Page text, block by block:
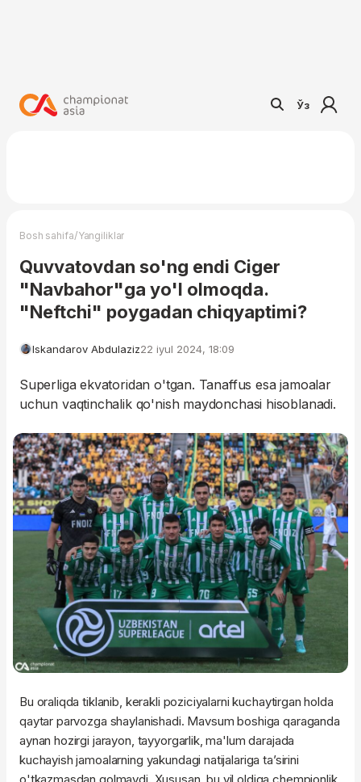
Ўз
Bosh sahifa/Yangiliklar
Quvvatovdan so'ng endi Ciger
"Navbahor"ga yo'l olmoqda.
"Neftchi" poygadan chiqyaptimi?
Iskandarov Abdulaziz22 iyul 2024, 18:09
Superliga ekvatoridan o'tgan. Tanaffus esa jamoalar
uchun vaqtinchalik qo'nish maydonchasi hisoblanadi.
Bu oraliqda tiklanib, kerakli poziciyalarni kuchaytirgan holda
qaytar parvozga shaylanishadi. Mavsum boshiga qaraganda
aynan hozirgi jarayon, tayyorgarlik, ma'lum darajada
kuchayish jamoalarning yakundagi natijalariga ta’sirini
o'tkazmasdan qolmaydi. Xususan, bu yil oldiga chempionlik